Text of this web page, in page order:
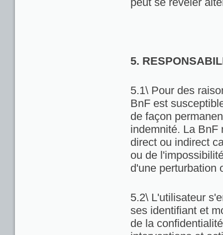
5.
5.1\ Pour des
BnF est
de façon
indemnité. La BnF
direct ou indirect
ou de
d'une perturbation
5.2\ L'utilisateur
ses identifiant et
de la